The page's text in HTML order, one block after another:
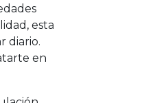
esta
diario.
en